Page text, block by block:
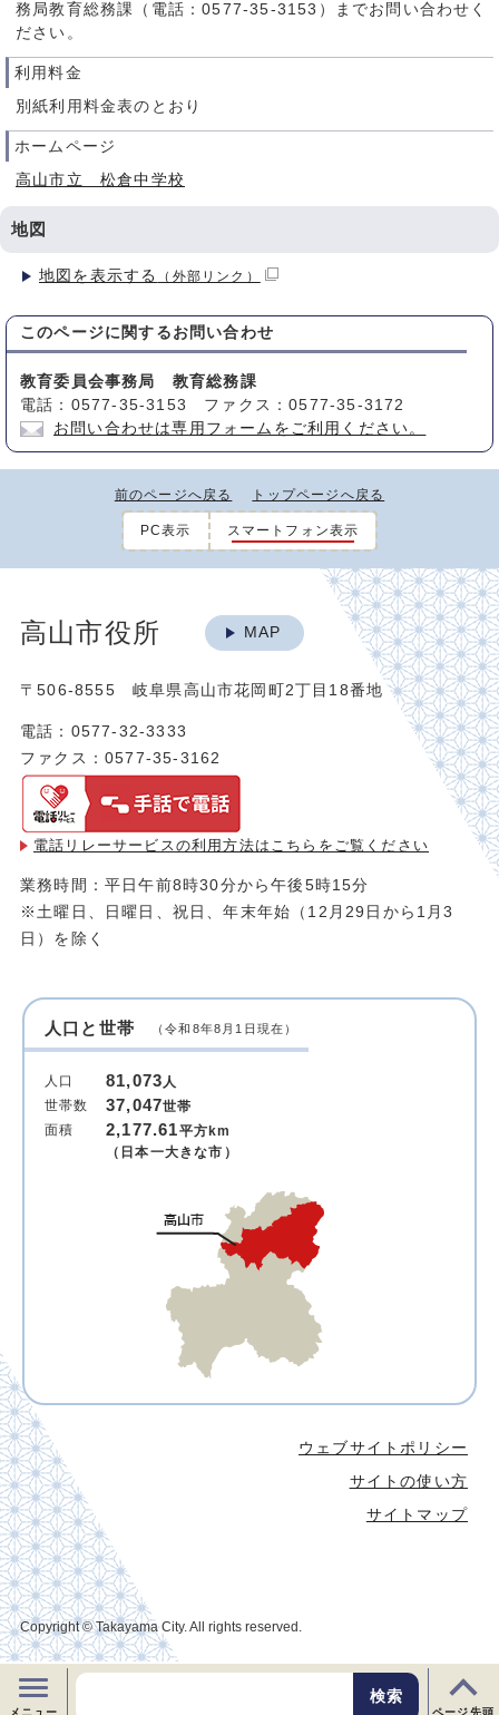
務局教育総務課（電話：0577-35-3153）までお問い合わせく
ださい。
利用料金
別紙利用料金表のとおり
ホームページ
高山市立 松倉中学校
地図
地図を表示する （外部リンク）
このページに関する お問い合わせ
教育委員会事務局 教育総務課
電話：0577-35-3153 ファクス：0577-35-3172
お問い合わせは専用フォームをご利用ください。
前のページへ戻る トップページへ戻る
PC表示 スマートフォン表示
メニュー ページ先頭
高山市役所 MAP
〒506-8555 岐阜県高山市花岡町2丁目18番地
電話：0577-32-3333
ファクス：0577-35-3162
電話リレーサービスの利用方法は こちらをご覧ください
業務時間：平日午前8時30分から午後5時15分
※土曜日、日曜日、祝日、年末年始（12月29日から1月3
日）を除く
人口と世帯 （令和8年8月1日現在）
人口 81,073人
世帯数
37,047世帯
面積
2,177.61平方km
（日本一大きな市）
ウェブサイトポリシー
サイトの使い方
サイトマップ
Copyright © Takayama City. All rights reserved.